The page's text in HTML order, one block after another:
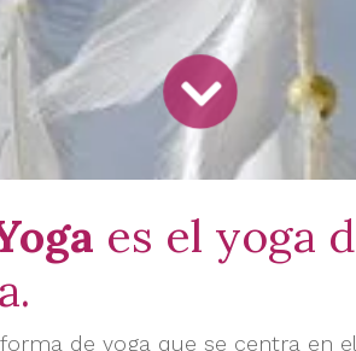
es el yoga
de yoga que se centra en